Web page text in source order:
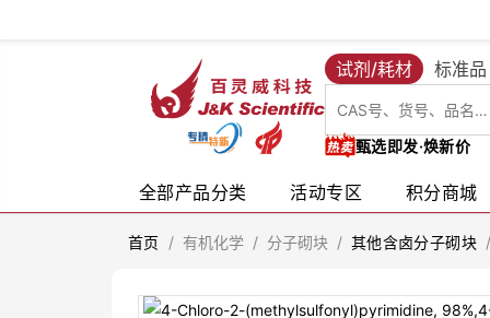
试剂/耗材 标准品
甄选即发·焕新价
全部产品分类 活动专区 积分商城
首页 / 有机化学 / 分子砌块 / 其他含卤分子砌块